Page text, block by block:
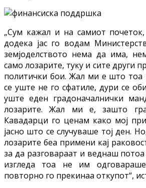
„Сум кажал и на самиот
додека јас го водам
земјоделството нема да има,
само лозарите, туку и сите други
политички бои. Жал ми е што тоа
се уште не го сфатиле, дури се
уште еден градоначалнички
лозарите. Жал ми е, зашто
Кавадарци го ценам како мој
јасно што се случуваше тој ден.
лозарите беа примени кај
за да разговараат и веднаш
изгледа тоа не им
повторно го прекинаа откупот“,